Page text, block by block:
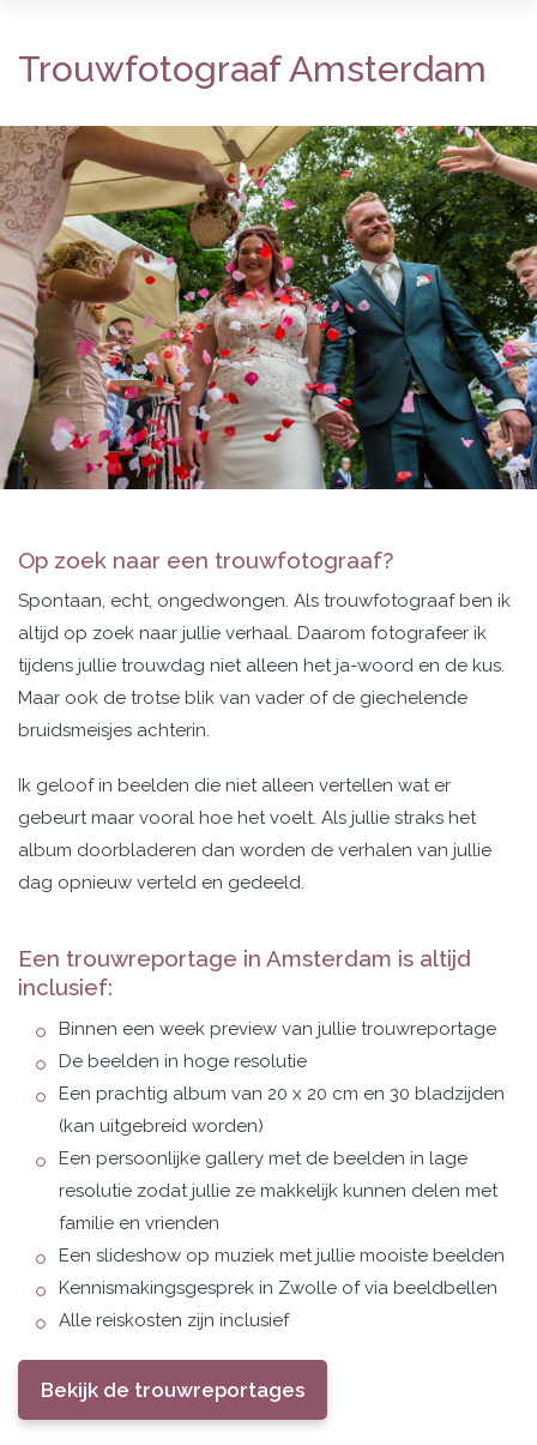
Trouwfotograaf Amsterdam
Op zoek naar een trouwfotograaf?
Spontaan, echt, ongedwongen. Als trouwfotograaf ben ik
altijd op zoek naar jullie verhaal. Daarom fotografeer ik
tijdens jullie trouwdag niet alleen het ja-woord en de kus.
Maar ook de trotse blik van vader of de giechelende
bruidsmeisjes achterin.
Ik geloof in beelden die niet alleen vertellen wat er
gebeurt maar vooral hoe het voelt. Als jullie straks het
album doorbladeren dan worden de verhalen van jullie
dag opnieuw verteld en gedeeld.
Een trouwreportage in Amsterdam is altijd
inclusief:
Binnen een week preview van jullie trouwreportage
De beelden in hoge resolutie
Een prachtig album van 20 x 20 cm en 30 bladzijden
(kan uitgebreid worden)
Een persoonlijke gallery met de beelden in lage
resolutie zodat jullie ze makkelijk kunnen delen met
familie en vrienden
Een slideshow op muziek met jullie mooiste beelden
Kennismakingsgesprek in Zwolle of via beeldbellen
Alle reiskosten zijn inclusief
Bekijk de trouwreportages